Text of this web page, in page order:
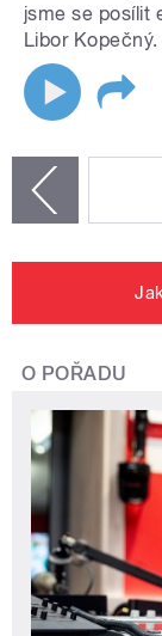
jsme se posílit
Libor Kopečný.
O POŘADU